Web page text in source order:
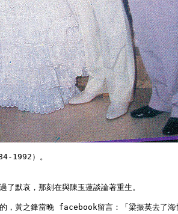
1992）。
了默哀，那刻在與陳玉蓮談論著重生。
，黃之鋒當晚 facebook留言：「梁振英去了